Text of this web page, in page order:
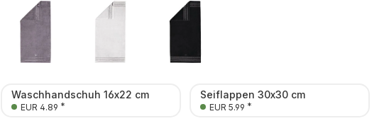
Waschhandschuh 16x22 cm
EUR 4.89 *
Seiflappen 30x30 cm
EUR 5.99 *